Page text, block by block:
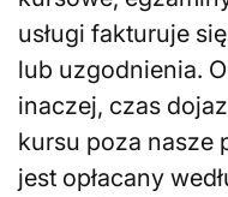
usługi fakturuje
lub uzgodnienia.
inaczej, czas
kursu poza nasze
jest opłacany